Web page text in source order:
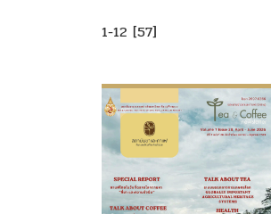
1-12 [57]